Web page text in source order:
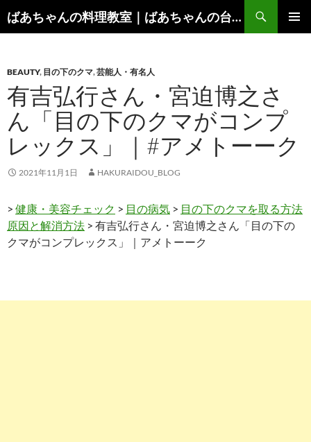
ン
ツ
へ
キ
ばあちゃんの料理教室｜ばあちゃんの台所から学ぶ、食と健康の知恵
索
BEAUTY, 目の下のクマ,芸能人・有名人
有吉弘行さん・宮迫博之さ
ん「目の下のクマがコンプ
レックス」｜#アメトーーク
2021年11月1日 HAKURAIDOU_BLOG
> 健康・美容チェック > 目の病気 > 目の下のクマを取る方法
原因と解消方法 > 有吉弘行さん・宮迫博之さん「目の下の
クマがコンプレックス」｜アメトーーク